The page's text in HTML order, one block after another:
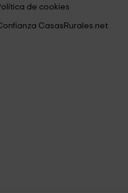
de cookies
CasasRurales.net